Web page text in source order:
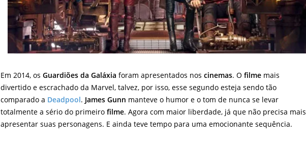
Em 2014, osGuardiões da Galáxia foram apresentados noscinemas. Ofilme mais
divertido e escrachado da Marvel, talvez, por isso, esse segundo esteja sendo tão
comparado a Deadpool. James Gunn manteve o humor e o tom de nunca se levar
totalmente a sério do primeirofilme. Agora com maior liberdade, já que não precisa mais
apresentar suas personagens. E ainda teve tempo para uma emocionante sequência.